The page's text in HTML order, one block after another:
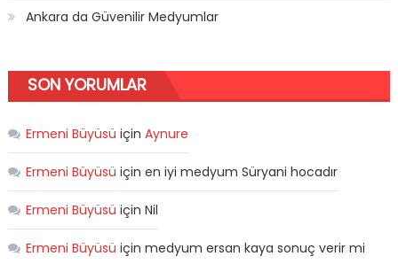
Ankara da Güvenilir Medyumlar
SON YORUMLAR
Ermeni Büyüsü için Aynure
Ermeni Büyüsü için en iyi medyum Süryani hocadır
Ermeni Büyüsü için Nil
Ermeni Büyüsü için medyum ersan kaya sonuç verir mi